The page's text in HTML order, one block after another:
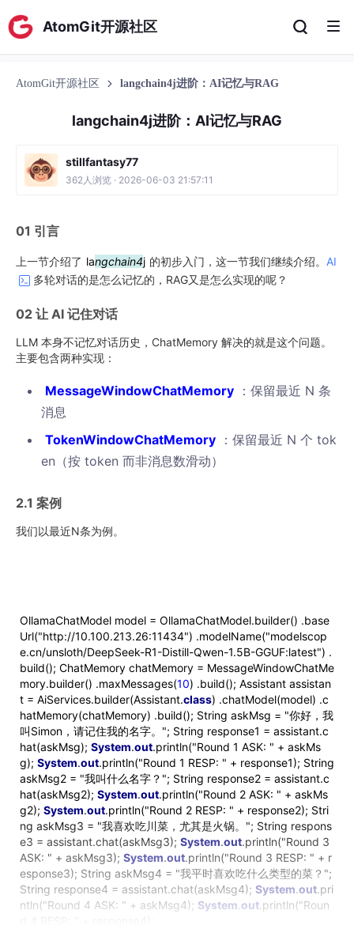
AtomGit开源社区
AtomGit开源社区 langchain4j进阶：AI记忆与RAG
langchain4j进阶：AI记忆与RAG
stillfantasy77
362人浏览 · 2026-06-03 21:57:11
01 引言
上一节介绍了 langchain4j 的初步入门，这一节我们继续介绍。 AI
多轮对话的是怎么记忆的，RAG又是怎么实现的呢？
02 让 AI 记住对话
LLM 本身不记忆对话历史，ChatMemory 解决的就是这个问题。
主要包含两种实现：
MessageWindowChatMemory ：保留最近 N 条
消息
TokenWindowChatMemory ：保留最近 N 个 tok
en（按 token 而非消息数滑动）
2.1 案例
我们以最近N条为例。
OllamaChatModel model = OllamaChatModel.builder() .base
Url("http://10.100.213.26:11434") .modelName("modelscop
e.cn/unsloth/DeepSeek-R1-Distill-Qwen-1.5B-GGUF:latest") .
build(); ChatMemory chatMemory = MessageWindowChatMe
mory.builder() .maxMessages(10) .build(); Assistant assistan
t = AiServices.builder(Assistant.class) .chatModel(model) .c
hatMemory(chatMemory) .build(); String askMsg = "你好，我
叫Simon，请记住我的名字。"; String response1 = assistant.c
hat(askMsg); System.out.println("Round 1 ASK: " + askMs
g); System.out.println("Round 1 RESP: " + response1); String
askMsg2 = "我叫什么名字？"; String response2 = assistant.c
hat(askMsg2); System.out.println("Round 2 ASK: " + askMs
g2); System.out.println("Round 2 RESP: " + response2); Stri
ng askMsg3 = "我喜欢吃川菜，尤其是火锅。"; String respons
e3 = assistant.chat(askMsg3); System.out.println("Round 3
ASK: " + askMsg3); System.out.println("Round 3 RESP: " + r
esponse3); String askMsg4 = "我平时喜欢吃什么类型的菜？";
String response4 = assistant.chat(askMsg4); System.out.pri
ntln("Round 4 ASK: " + askMsg4); System out .println("Roun